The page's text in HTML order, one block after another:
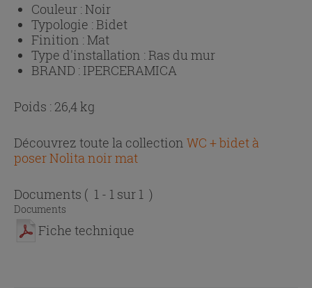
Couleur :Noir
Typologie :Bidet
Finition :Mat
Type d'installation :Ras du mur
BRAND : IPERCERAMICA
Poids : 26,4 kg
Découvrez toute la collection WC + bidet à
poser Nolita noir mat
Documents ( 1 - 1 sur 1 )
Documents
Fiche technique